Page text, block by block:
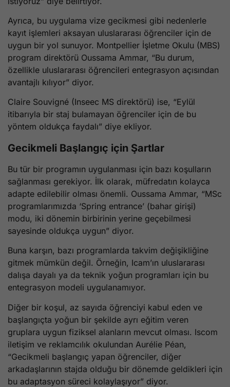
Ayrıca, bu uygulama vize gecikmesi gibi nedenlerle
kayıt işlemleri aksayan uluslararası öğrenciler için de
uygun bir yol sunuyor. Montpellier İşletme Okulu (MBS)
program direktörü Oussama Ammar, “Bu durum,
özellikle uluslararası öğrencileri entegrasyon açısından
avantajlı kılıyor” diyor.
Claire Souvigné (Inseec MS direktörü) ise, “Eylül
itibarıyla bir staj bulamayan öğrenciler için de bu
yöntem oldukça faydalı” diye ekliyor.
Gecikmeli Başlangıç için Şartlar
Bu tür bir programın uygulanması için bazı koşulların
sağlanması gerekiyor. İlk olarak, müfredatın kolayca
adapte edilebilir olması önemli. Oussama Ammar, “MSc
programlarımızda ‘Spring entrance’ (bahar girişi)
modu, iki dönemin birbirinin yerine geçebilmesi
sayesinde oldukça uygun” diyor.
Buna karşın, bazı programlarda takvim değişikliğine
gitmek mümkün değil. Örneğin, Icam’ın uluslararası
dalışa dayalı ya da teknik yoğun programları için bu
entegrasyon modeli uygulanamıyor.
Diğer bir koşul, az sayıda öğrenciyi kabul eden ve
başlangıçta yoğun bir şekilde ayrı eğitim veren
gruplara uygun fiziksel alanların mevcut olması. Iscom
iletişim ve reklamcılık okulundan Aurélie Péan,
“Gecikmeli başlangıç yapan öğrenciler, diğer
arkadaşlarının stajda olduğu bir dönemde geldikleri için
bu adaptasyon süreci kolaylaşıyor” diyor.